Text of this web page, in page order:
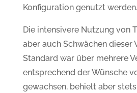
Konfiguration genutzt werden.
Die intensivere Nutzung von
aber auch Schwächen dieser
Standard war über mehrere
entsprechend der Wünsche
gewachsen, behielt aber